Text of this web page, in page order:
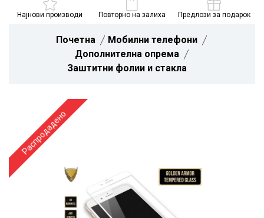
Најнови производи Повторно на залиха Предлози за подарок
Почетна
Мобилни телефони
Дополнителна опрема
Заштитни фолии и стакла
Распродадено